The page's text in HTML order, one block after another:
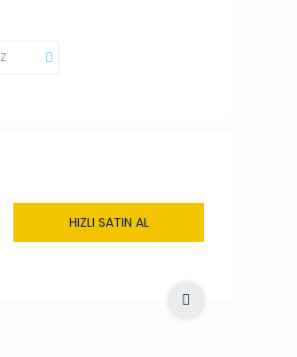
HIZLI SATIN AL